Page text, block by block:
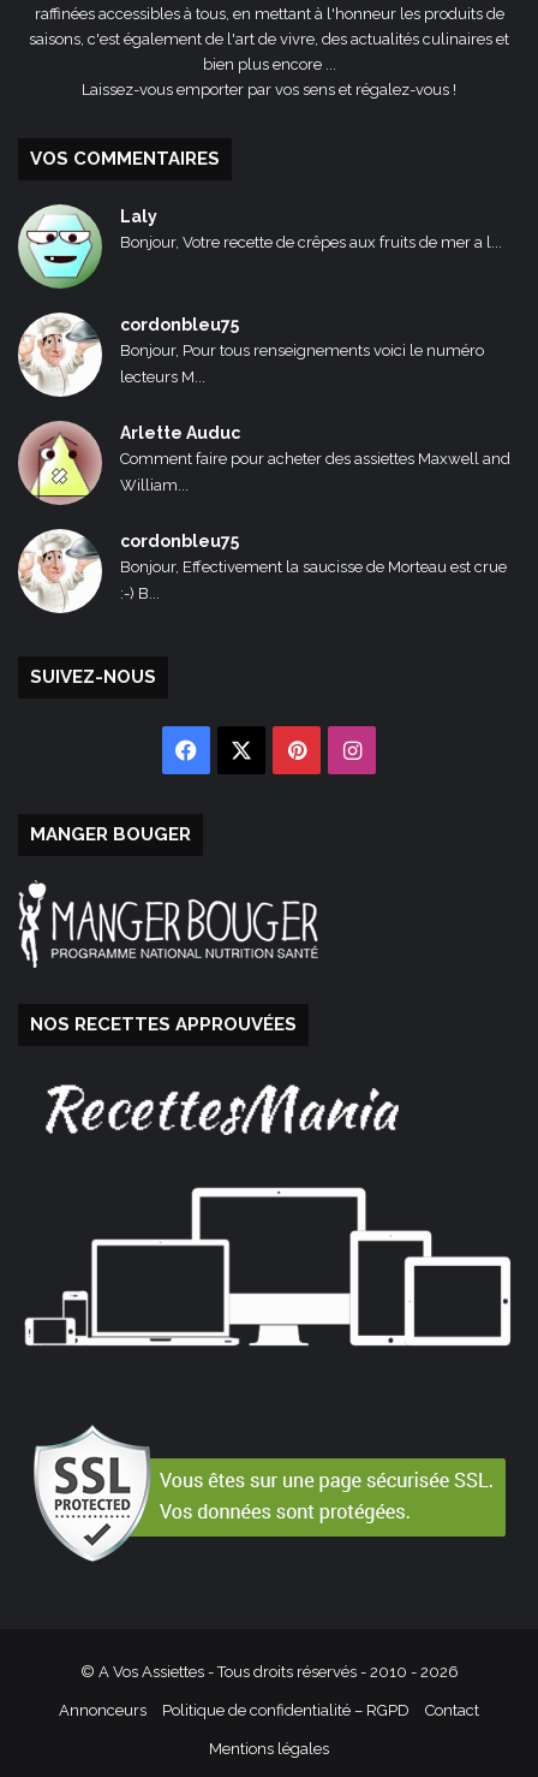
raffinées accessibles à tous, en mettant à l'honneur les produits de
saisons, c'est également de l'art de vivre, des actualités culinaires et
bien plus encore ...
Laissez-vous emporter par vos sens et régalez-vous !
VOS COMMENTAIRES
Laly
Bonjour, Votre recette de crêpes aux fruits de mer a l...
cordonbleu75
Bonjour, Pour tous renseignements voici le numéro
lecteurs M...
Arlette Auduc
Comment faire pour acheter des assiettes Maxwell and
William...
cordonbleu75
Bonjour, Effectivement la saucisse de Morteau est crue
:-) B...
SUIVEZ-NOUS
Facebook PinterestInstagram
MANGER BOUGER
NOS RECETTES APPROUVÉES
© A Vos Assiettes - Tous droits réservés - 2010 - 2026
Annonceurs Politique de confidentialité – RGPD Contact
Mentions légales